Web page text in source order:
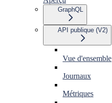
GraphQL
API publique (V2)
Vue d'ensemble
Journaux
Métriques